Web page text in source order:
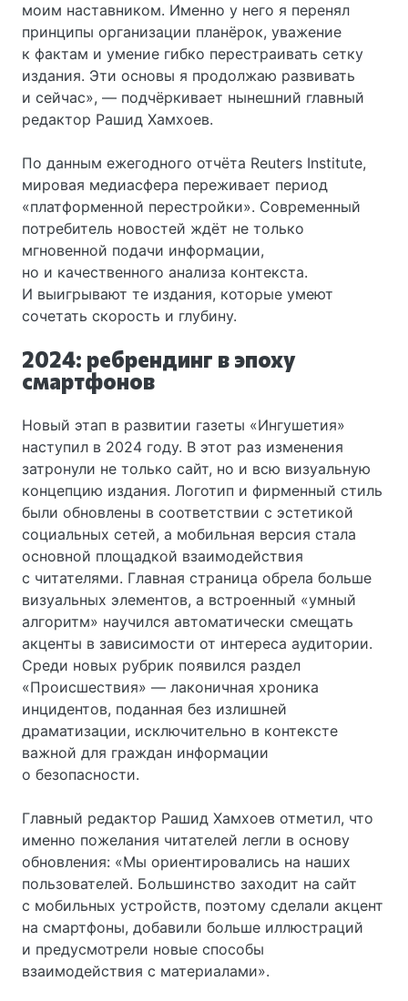
моим наставником. Именно у него я перенял
принципы организации планёрок, уважение
к фактам и умение гибко перестраивать сетку
издания. Эти основы я продолжаю развивать
и сейчас», — подчёркивает нынешний главный
редактор Рашид Хамхоев.
По данным ежегодного отчёта Reuters Institute,
мировая медиасфера переживает период
«платформенной перестройки». Современный
потребитель новостей ждёт не только
мгновенной подачи информации,
но и качественного анализа контекста.
И выигрывают те издания, которые умеют
сочетать скорость и глубину.
2024: ребрендинг в эпоху
смартфонов
Новый этап в развитии газеты «Ингушетия»
наступил в 2024 году. В этот раз изменения
затронули не только сайт, но и всю визуальную
концепцию издания. Логотип и фирменный стиль
были обновлены в соответствии с эстетикой
социальных сетей, а мобильная версия стала
основной площадкой взаимодействия
с читателями. Главная страница обрела больше
визуальных элементов, а встроенный «умный
алгоритм» научился автоматически смещать
акценты в зависимости от интереса аудитории.
Среди новых рубрик появился раздел
«Происшествия» — лаконичная хроника
инцидентов, поданная без излишней
драматизации, исключительно в контексте
важной для граждан информации
о безопасности.
Главный редактор Рашид Хамхоев отметил, что
именно пожелания читателей легли в основу
обновления: «Мы ориентировались на наших
пользователей. Большинство заходит на сайт
с мобильных устройств, поэтому сделали акцент
на смартфоны, добавили больше иллюстраций
и предусмотрели новые способы
взаимодействия с материалами».